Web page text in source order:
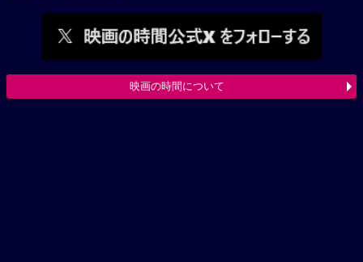
映画の時間について